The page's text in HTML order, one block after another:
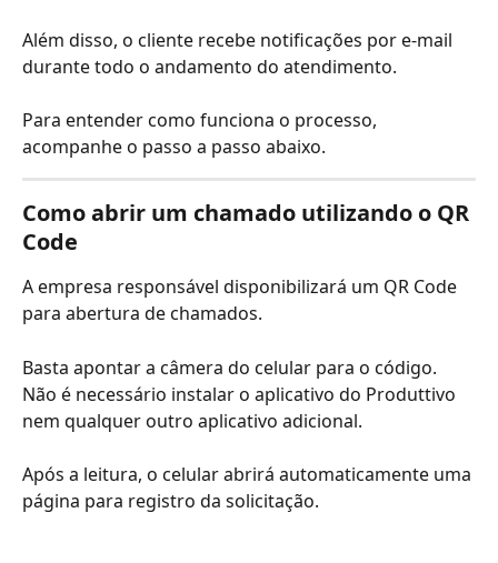
Além disso, o cliente recebe notificações por e-mail
durante todo o andamento do atendimento.
Para entender como funciona o processo,
acompanhe o passo a passo abaixo.
Como abrir um chamado utilizando o QR
Code
A empresa responsável disponibilizará um QR Code
para abertura de chamados.
Basta apontar a câmera do celular para o código.
Não é necessário instalar o aplicativo do Produttivo
nem qualquer outro aplicativo adicional.
Após a leitura, o celular abrirá automaticamente uma
página para registro da solicitação.